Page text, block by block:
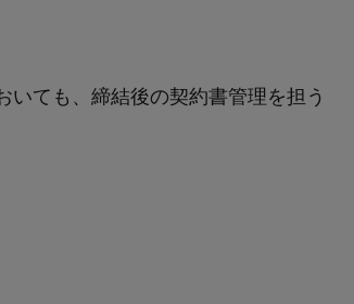
ても、締結後の契約書管理を担う